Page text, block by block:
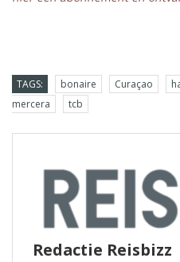
TAGS: bonaire Curaçao
mercera
tcb
Redactie Reisbizz